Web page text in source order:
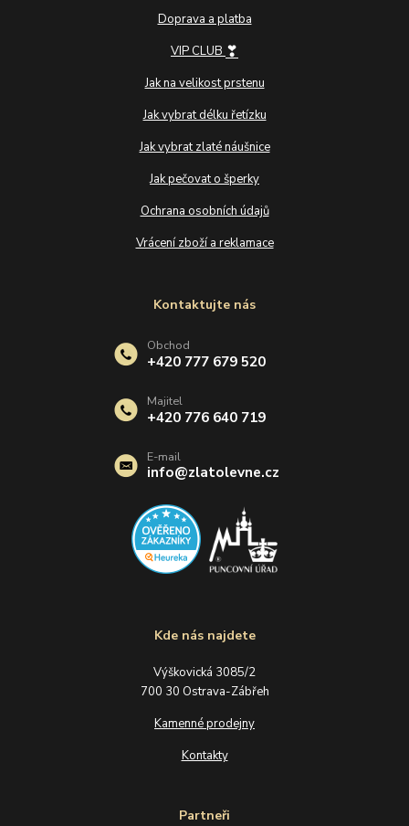
Doprava a platba
VIP CLUB ❣
Jak na velikost prstenu
Jak vybrat délku řetízku
Jak vybrat zlaté náušnice
Jak pečovat o šperky
Ochrana osobních údajů
Vrácení zboží a reklamace
Kde nás najdete
Výškovická 3085/2
700 30 Ostrava-Zábřeh
Kamenné prodejny
Kontakty
Partneři
Kontaktujte nás
Obchod
+420 777 679 520
Majitel
+420 776 640 719
E-mail
info@zlatolevne.cz